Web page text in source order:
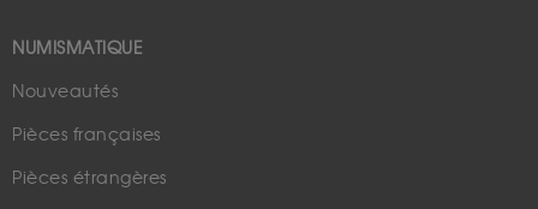
NUMISMATIQUE
Nouveautés
Pièces françaises
Pièces étrangères